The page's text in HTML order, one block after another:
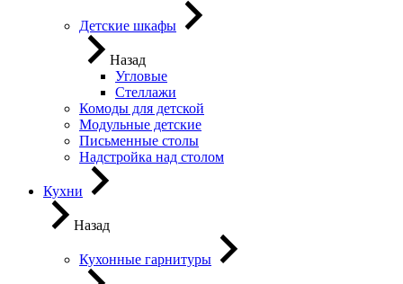
Детские шкафы
Назад
Угловые
Стеллажи
Комоды для детской
Модульные детские
Письменные столы
Надстройка над столом
Кухни
Назад
Кухонные гарнитуры